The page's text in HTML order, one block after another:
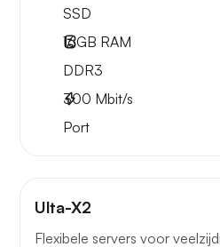
SSD
16GB RAM
DDR3
300 Mbit/s
Port
Ulta-X2
Flexibele servers voor